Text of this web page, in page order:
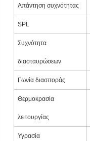
Απάντηση συχνότητας
SPL
Συχνότητα
διασταυρώσεων
Γωνία διασποράς
Θερμοκρασία
λειτουργίας
Υγρασία